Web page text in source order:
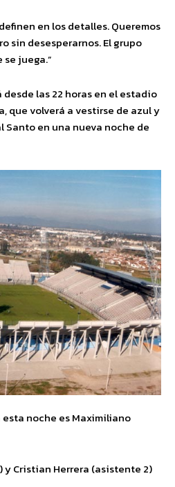
en los detalles. Queremos
sin desesperarnos. El grupo
juega.”
las 22 horas en el estadio
que volverá a vestirse de azul y
Santo en una nueva noche de
noche es Maximiliano
y Cristian Herrera (asistente 2)